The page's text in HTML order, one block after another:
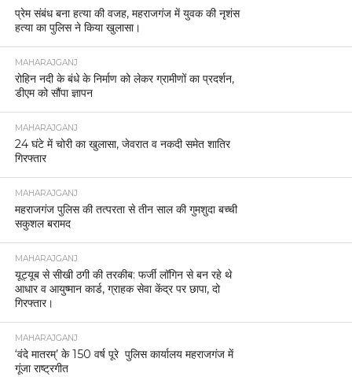
प्रेम संबंध बना हत्या की वजह, महराजगंज में युवक की नृशंस
हत्या का पुलिस ने किया खुलासा।
MAHARAJGANJ
रोहिन नदी के बंधे के निर्माण को लेकर ग्रामीणों का प्रदर्शन,
डीएम को सौंपा ज्ञापन
MAHARAJGANJ
24 घंटे में चोरी का खुलासा, जेवरात व नकदी समेत शातिर
गिरफ्तार
MAHARAJGANJ
महराजगंज पुलिस की तत्परता से तीन साल की गुमशुदा बच्ची
सकुशल बरामद
MAHARAJGANJ
यूट्यूब से सीखी ठगी की तरकीब: फर्जी लॉगिन से बन रहे थे
आधार व आयुष्मान कार्ड, ग्राहक सेवा केंद्र पर छापा, दो
गिरफ्तार।
MAHARAJGANJ
‘वंदे मातरम्’ के 150 वर्ष पूरे पुलिस कार्यालय महराजगंज में
गूंजा राष्ट्रगीत